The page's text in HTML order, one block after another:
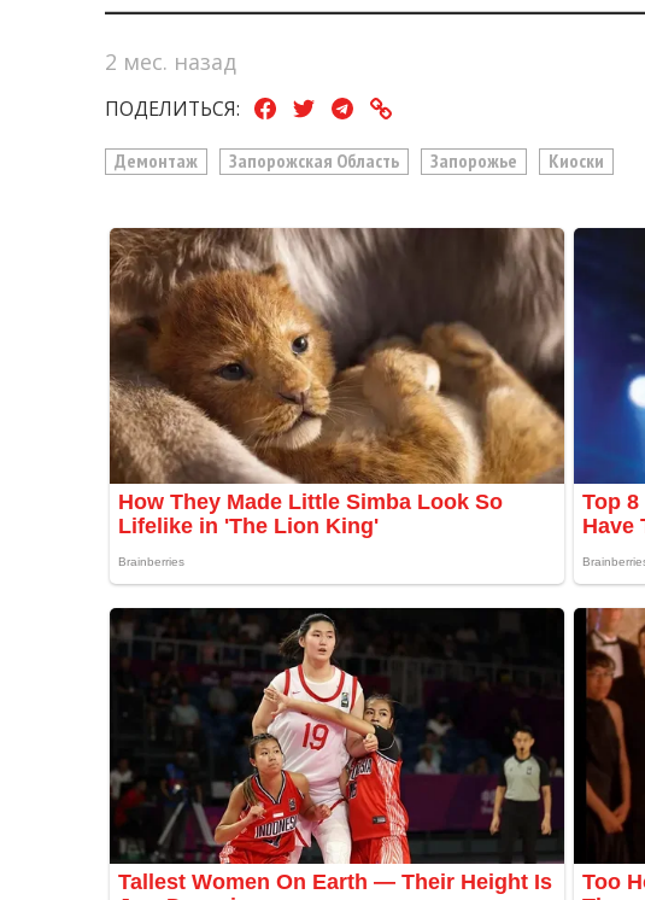
2 мес. назад
ПОДЕЛИТЬСЯ:
Демонтаж Запорожская Область Запорожье Киоски